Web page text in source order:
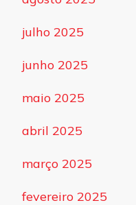
julho 2025
junho 2025
maio 2025
abril 2025
março 2025
fevereiro 2025